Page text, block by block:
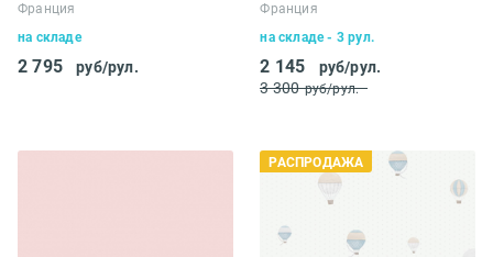
Франция
на складе
2 795 руб/рул.
Франция
на складе - 3 рул.
2 145
руб/рул.
3 300 руб/рул.
РАСПРОДАЖА